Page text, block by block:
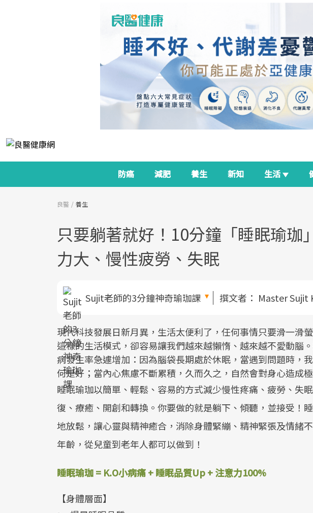
防癌 減肥 養生 新知 生活
良醫 養生
只要躺著就好！10分鐘「睡眠瑜珈
力大、慢性疲勞、失眠
Sujit老師的3分鐘神奇瑜珈課 撰文者： Master Sujit
現代科技發展日新月異，生活太便利了，任何事情只要滑一滑
這樣的生活模式，卻容易讓我們越來越懶惰、越來越不愛動腦
病發生率急遽增加：因為腦袋長期處於休眠，當遇到問題時，
何是好；當內心焦慮不斷累積，久而久之，自然會對身心造成
睡眠瑜珈以簡單、輕鬆、容易的方式減少慢性疼痛、疲勞、失
復、療癒、開創和轉換。你要做的就是躺下、傾聽，並接受！
地放鬆，讓心靈與精神癒合，消除身體緊繃、精神緊張及情緒
年齡，從兒童到老年人都可以做到！
睡眠瑜珈 = K.O小病痛 + 睡眠品質Up + 注意力100%
【身體層面】
面對
邁向「
政策如
照3.0」
關注的
療院所
狀況、
2025
健康新
全面啟
良醫
發，透
建立對
改善行